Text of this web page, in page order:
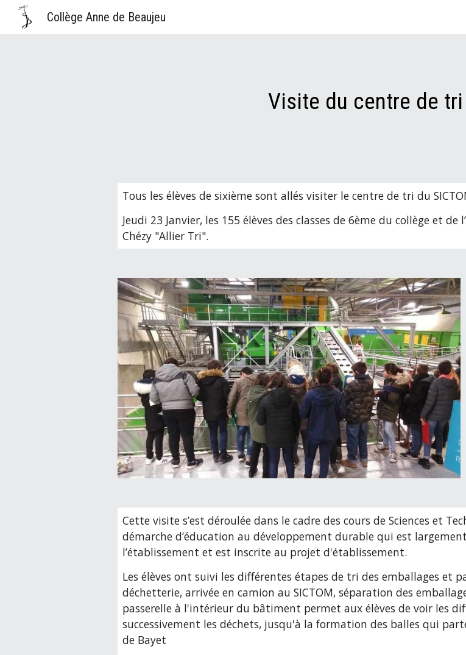
Collège Anne de Beaujeu
Visite du centre de tri
Tous les élèves de sixième sont allés visiter le centre de tri du
Jeudi 23 Janvier, les 155 élèves des classes de 6ème du collège et
Chézy "Allier Tri".
Cette visite s’est déroulée dans le cadre des cours de Sciences et
démarche d’éducation au développement durable qui est
l’établissement et est inscrite au projet d'établissement.
Les élèves ont suivi les différentes étapes de tri des emballages et
déchetterie, arrivée en camion au SICTOM, séparation des
passerelle à l'intérieur du bâtiment permet aux élèves de voir les
successivement les déchets, jusqu'à la formation des balles qui
de Bayet